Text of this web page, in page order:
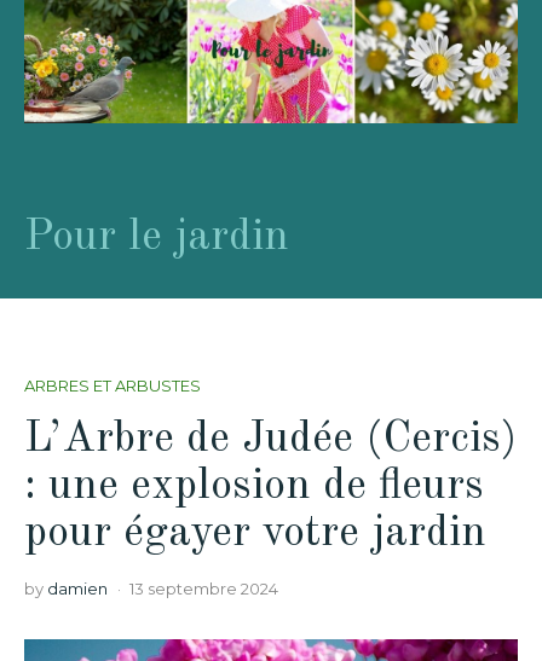
Pour le jardin
ARBRES ET ARBUSTES
L’Arbre de Judée (Cercis)
: une explosion de fleurs
pour égayer votre jardin
by damien 13 septembre 2024